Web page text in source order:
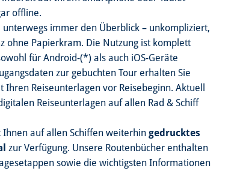
offline.
unterwegs immer den Überblick – unkompliziert,
ohne Papierkram. Die Nutzung ist komplett
für Android-(*) als auch iOS-Geräte
zur gebuchten Tour erhalten Sie
Ihren Reiseunterlagen vor Reisebeginn. Aktuell
Reiseunterlagen auf allen Rad & Schiff
Ihnen auf allen Schiffen weiterhingedrucktes
zur Verfügung. Unsere Routenbücher enthalten
sowie die wichtigsten Informationen